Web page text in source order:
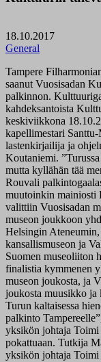
18.10.2017
General
Tampere
saanut Vuosisadan
palkinnon.
kahdeksantoista
keskiviikkona
kapellimestari
lastenkirjailija ja
Koutaniemi.
mutta kyllähän tää
Rouvali
muutoinkin mainiosti
valittiin Vuosisadan
museon joukkoon
Helsingin
kansallismuseon ja
Suomen museoliiton
finalistia kymmenen
museon joukosta, ja
joukosta muusikko
Turun kaltaisessa
palkinto
yksikön johtaja Toimi
pokattuaan. Tutkija
yksikön johtaja Toimi